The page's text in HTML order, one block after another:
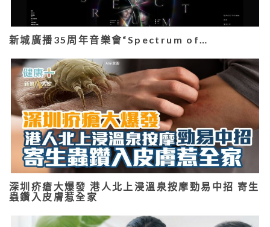
新城廣播35周年音樂會“Spectrum of…
深圳疥瘡大爆發 港人北上浸溫泉按摩勁易中招 寄生
蟲鑽入皮膚惹全家